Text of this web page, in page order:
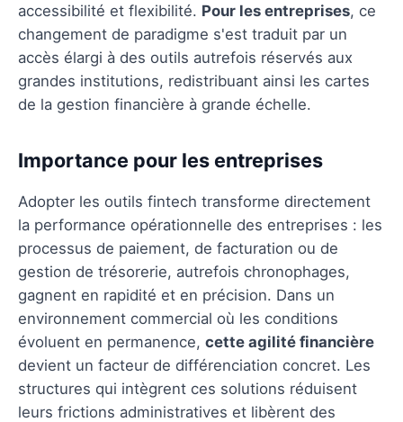
accessibilité et flexibilité. Pour les entreprises, ce
changement de paradigme s'est traduit par un
accès élargi à des outils autrefois réservés aux
grandes institutions, redistribuant ainsi les cartes
de la gestion financière à grande échelle.
Importance pour les entreprises
Adopter les outils fintech transforme directement
la performance opérationnelle des entreprises : les
processus de paiement, de facturation ou de
gestion de trésorerie, autrefois chronophages,
gagnent en rapidité et en précision. Dans un
environnement commercial où les conditions
évoluent en permanence, cette agilité financière
devient un facteur de différenciation concret. Les
structures qui intègrent ces solutions réduisent
leurs frictions administratives et libèrent des